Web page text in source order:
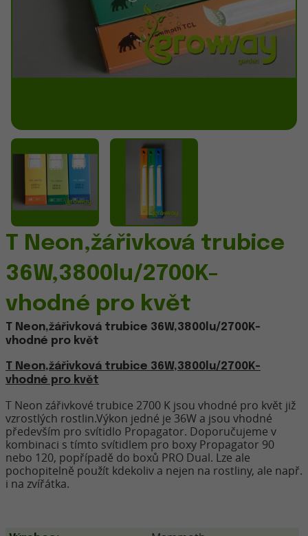
T Neon,žářivková trubice
36W,3800lu/2700K-
vhodné pro květ
T Neon,žářivková trubice 36W,3800lu/2700K-
vhodné pro květ
T Neon,žářivková trubice 36W,3800lu/2700K-
vhodné pro květ
T Neon zářivkové trubice 2700 K jsou vhodné pro květ již
vzrostlých rostlin.Výkon jedné je 36W a jsou vhodné
především pro svítidlo Propagator. Doporučujeme v
kombinaci s tímto svítidlem pro boxy Propagator 90
nebo 120, popřípadě do boxů PRO Dual. Lze ale
pochopitelně použít kdekoliv a nejen na rostliny, ale např.
i na zvířátka.